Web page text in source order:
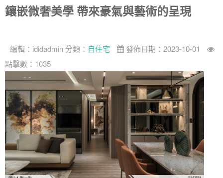
鑲嵌微奢美學 帶來豪氣與藝術的呈現
編輯： ididadmin 分類： 自住宅
發佈日期：2023-10-01
點擊數：1035
如何使用點一點
我要裝潢
裝潢計算機
裝潢進階計算機
裝潢圖紙免費健檢
案例分享
類型
居家
商業空間
辦公室
其他
面積
小坪數
21~30坪
31~50坪
51坪以上
風格
現代
簡約
休閒
預算
150萬以內
151萬~250萬
人氣推薦
設計好手
台北市
新北市
桃園 新竹 竹北
台中
360環景體驗
你家我家 Podcast
虛擬線上裝潢
房屋仲介方案
裝潢輕鬆點
設計專欄
系統櫃
綠建材
居家風水
老屋翻新
全站搜尋
線上賞屋
北部
台北市
徵設計師